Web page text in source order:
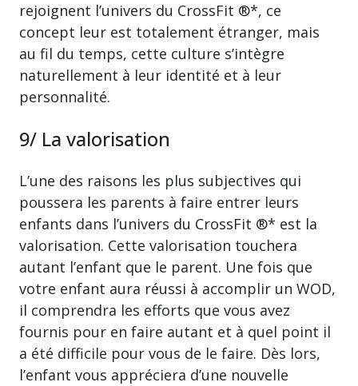
rejoignent l’univers du CrossFit ®*, ce
concept leur est totalement étranger, mais
au fil du temps, cette culture s’intègre
naturellement à leur identité et à leur
personnalité.
9/ La valorisation
L’une des raisons les plus subjectives qui
poussera les parents à faire entrer leurs
enfants dans l’univers du CrossFit ®* est la
valorisation. Cette valorisation touchera
autant l’enfant que le parent. Une fois que
votre enfant aura réussi à accomplir un WOD,
il comprendra les efforts que vous avez
fournis pour en faire autant et à quel point il
a été difficile pour vous de le faire. Dès lors,
l’enfant vous appréciera d’une nouvelle